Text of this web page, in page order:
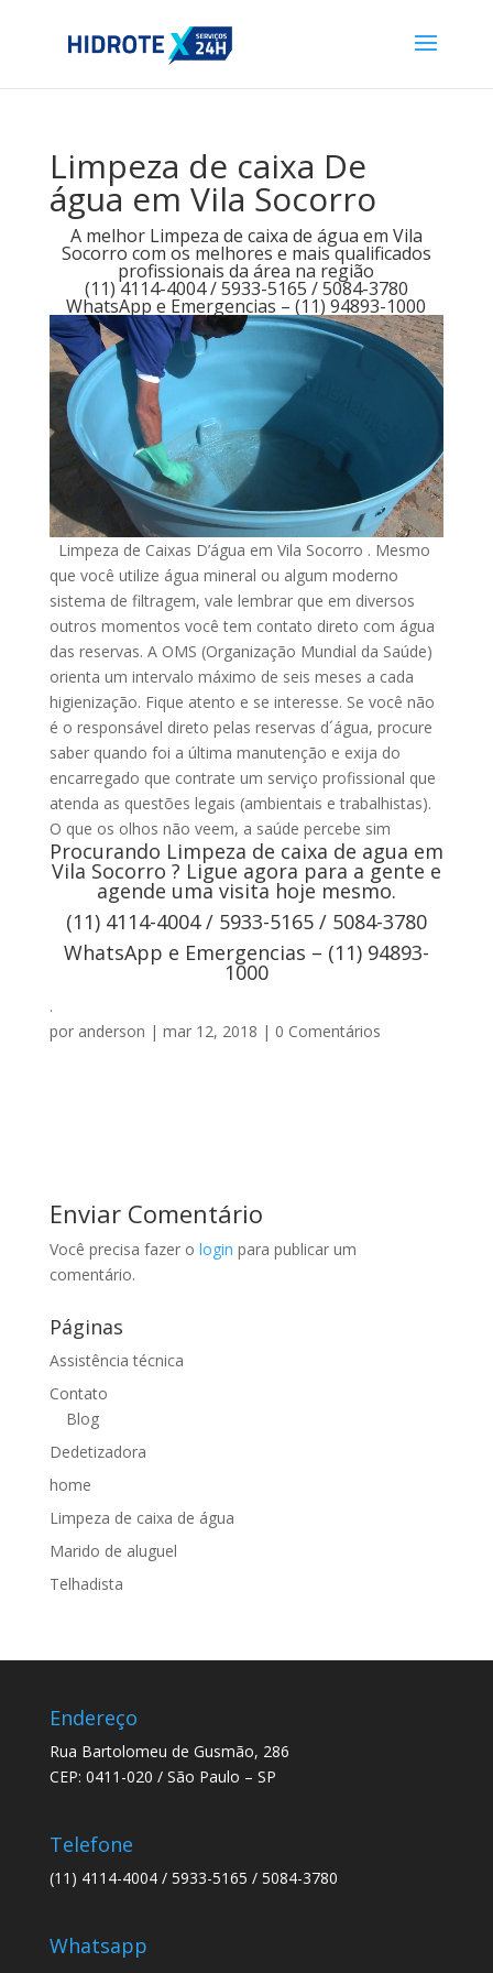
Limpeza de caixa De
água em Vila Socorro
A melhor Limpeza de caixa de água em Vila
Socorro com os melhores e mais qualificados
profissionais da área na região
(11) 4114-4004 / 5933-5165 / 5084-3780
WhatsApp e Emergencias – (11) 94893-1000
Limpeza de Caixas D’água em Vila Socorro . Mesmo
que você utilize água mineral ou algum moderno
sistema de filtragem, vale lembrar que em diversos
outros momentos você tem contato direto com água
das reservas. A OMS (Organização Mundial da Saúde)
orienta um intervalo máximo de seis meses a cada
higienização. Fique atento e se interesse. Se você não
é o responsável direto pelas reservas d´água, procure
saber quando foi a última manutenção e exija do
encarregado que contrate um serviço profissional que
atenda as questões legais (ambientais e trabalhistas).
O que os olhos não veem, a saúde percebe sim
Procurando Limpeza de caixa de agua em
Vila Socorro ? Ligue agora para a gente e
agende uma visita hoje mesmo.
(11) 4114-4004 / 5933-5165 / 5084-3780
WhatsApp e Emergencias – (11) 94893-
1000
.
por anderson | mar 12, 2018 | 0 Comentários
Enviar Comentário
Você precisa fazer o login para publicar um
comentário.
Páginas
Assistência técnica
Contato
Blog
Dedetizadora
home
Limpeza de caixa de água
Marido de aluguel
Telhadista
Endereço
Rua Bartolomeu de Gusmão, 286
CEP: 0411-020 / São Paulo – SP
Telefone
(11) 4114-4004 / 5933-5165 / 5084-3780
Whatsapp